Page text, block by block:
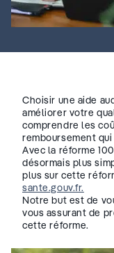
Choisir une aide
améliorer votre
comprendre les
remboursement qui
Avec la réforme
désormais plus
plus sur cette
sante.gouv.fr.
Notre but est de
vous assurant de
cette réforme.